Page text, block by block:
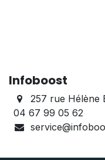
Infoboost
257 rue Hélène
04 67 99 05 62